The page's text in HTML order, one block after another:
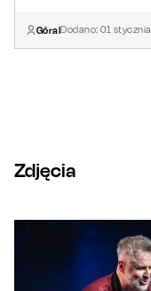
GóralDodano:01 stycznia
Zdjęcia